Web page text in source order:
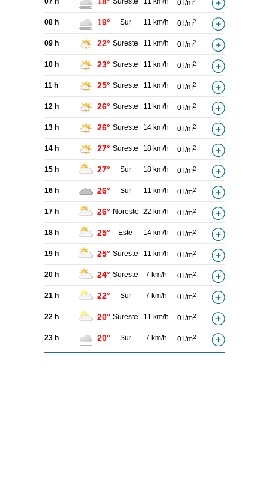
0 l/m
08 h 19° Sur 11 km/h 0 l/m2
09 h 22° Sureste 11 km/h 0 l/m2
10 h 23° Sureste 11 km/h 0 l/m2
11 h 25° Sureste 11 km/h 0 l/m2
12 h 26° Sureste 11 km/h 0 l/m2
13 h 26° Sureste 14 km/h 0 l/m2
14 h 27° Sureste 18 km/h 0 l/m2
15 h 27° Sur 18 km/h 0 l/m2
16 h 26° Sur 11 km/h 0 l/m2
17 h 26° Noreste 22 km/h 0 l/m2
18 h 25° Este 14 km/h 0 l/m2
19 h 25° Sureste 11 km/h 0 l/m2
20 h 24° Sureste 7 km/h 0 l/m2
21 h 22° Sur 7 km/h 0 l/m2
22 h 20° Sureste 11 km/h 0 l/m2
23 h 20° Sur 7 km/h 0 l/m2